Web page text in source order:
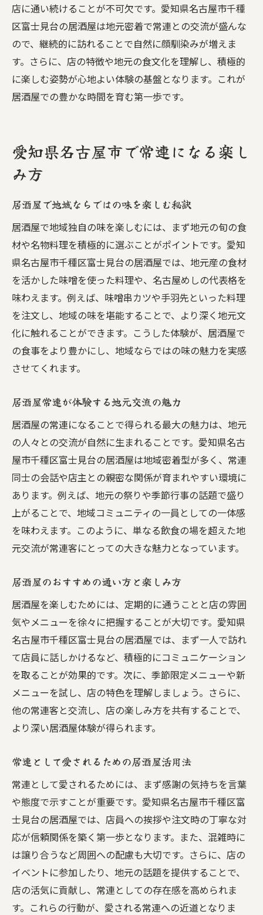
店に通い続けることが不可欠です。愛知県名古屋市千種
区富士見台の居酒屋は地元密着で常連との交流が盛んな
ので、継続的に訪れることで自然に顔馴染みが増えま
す。さらに、店の特徴や地元の食文化を理解し、積極的
に楽しむ姿勢が心地よい体験の基盤となります。これが
居酒屋での豊かな時間を育む第一歩です。
愛知県名古屋市で常連になる楽し
み方
居酒屋で地域ならではの味を楽しむ秘訣
居酒屋で地域独自の味を楽しむには、まず地元の旬の食
材や名物料理を積極的に選ぶことがポイントです。愛知
県名古屋市千種区富士見台の居酒屋では、地元産の食材
を活かした味噌を使った料理や、名古屋めしの代表格を
味わえます。例えば、味噌串カツや手羽先といった料理
を注文し、地域の味を堪能することで、より深く地元文
化に触れることができます。こうした体験が、居酒屋で
の食事をより豊かにし、地域ならではの味の魅力を実感
させてくれます。
居酒屋常連が体験する地元交流の魅力
居酒屋の常連になることで得られる最大の魅力は、地元
の人々との交流が自然に生まれることです。愛知県名古
屋市千種区富士見台の居酒屋は地域密着型が多く、常連
同士の会話や店主との親密な関係が育まれやすい環境に
あります。例えば、地元の祭りや季節行事の話題で盛り
上がることで、地域コミュニティの一員としての一体感
を味わえます。このように、単なる飲食の場を超えた地
元交流が常連客にとっての大きな魅力となっています。
居酒屋のおすすめの通い方と楽しみ方
居酒屋を楽しむためには、定期的に通うことと店の雰囲
気やメニューを徐々に把握することが大切です。愛知県
名古屋市千種区富士見台の居酒屋では、まず一人で訪れ
て店員に話しかけるなど、積極的にコミュニケーション
を取ることが効果的です。次に、季節限定メニューや新
メニューを試し、店の特色を理解しましょう。さらに、
他の常連客と交流し、店の楽しみ方を共有することで、
より深い居酒屋体験が得られます。
常連として愛されるための居酒屋活用法
常連として愛されるためには、まず感謝の気持ちを言葉
や態度で示すことが重要です。愛知県名古屋市千種区富
士見台の居酒屋では、店員への挨拶や注文時の丁寧な対
応が信頼関係を築く第一歩となります。また、混雑時に
は譲り合うなど周囲への配慮も大切です。さらに、店の
イベントに参加したり、地元の話題を提供することで、
店の活気に貢献し、常連としての存在感を高められま
す。これらの行動が、愛される常連への近道となりま